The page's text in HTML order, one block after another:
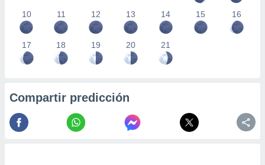
10 11 12 13 14 15 16
17 18 19 20 21
Compartir predicción